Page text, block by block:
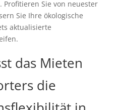
Profitieren Sie von neuester
Sie Ihre ökologische
aktualisierte
das Mieten
die